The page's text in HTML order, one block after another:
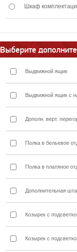
Шкаф
Выберите
Выдвижной ящик
Выдвижной ящик с
Дополн. верт.
Полка в бельевое
Полка в платяное
Дополнительная
Козырек с
Козырек с